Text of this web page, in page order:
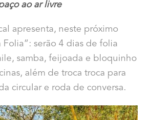
ao ar livre
apresenta, neste próximo
Folia”: serão 4 dias de folia
samba, feijoada e bloquinho
além de troca troca para
circular e roda de conversa.